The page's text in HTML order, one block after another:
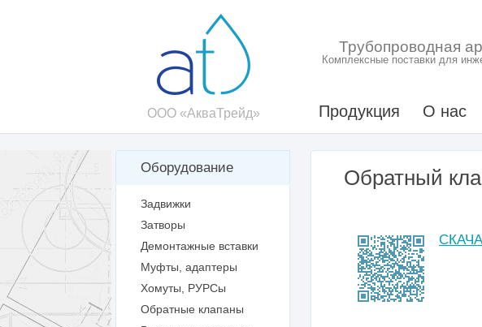
ООО «АкваТрейд»
Трубопроводная
Комплексные поставки для
Продукция О нас
Оборудование
Задвижки
Затворы
Демонтажные вставки
Муфты, адаптеры
Хомуты, РУРСы
Обратные клапаны
Обратный